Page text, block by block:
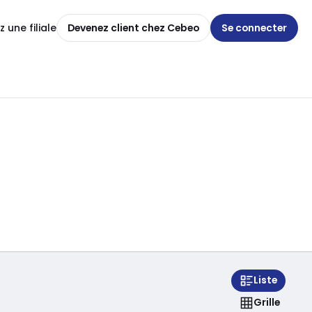
une filiale Devenez client chez Cebeo Se connecter
Liste
Grille